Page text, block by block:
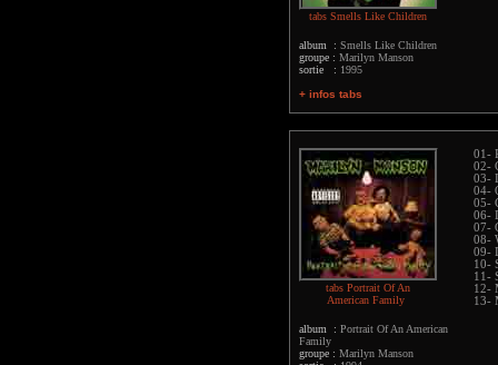
tabs Smells Like Children
album : Smells Like Children
groupe : Marilyn Manson
sortie : 1995
+ infos tabs
tabs Portrait Of An
American Family
album : Portrait Of An American
Family
groupe : Marilyn Manson
01-
02-
03-
04-
05-
06-
07-
08-
09-
10-
11-
12-
13-